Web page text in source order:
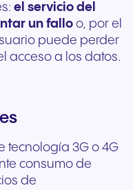
el servicio del
un fallo o, por el
puede perder
acceso a los datos.
tecnología 3G o 4G
consumo de
de